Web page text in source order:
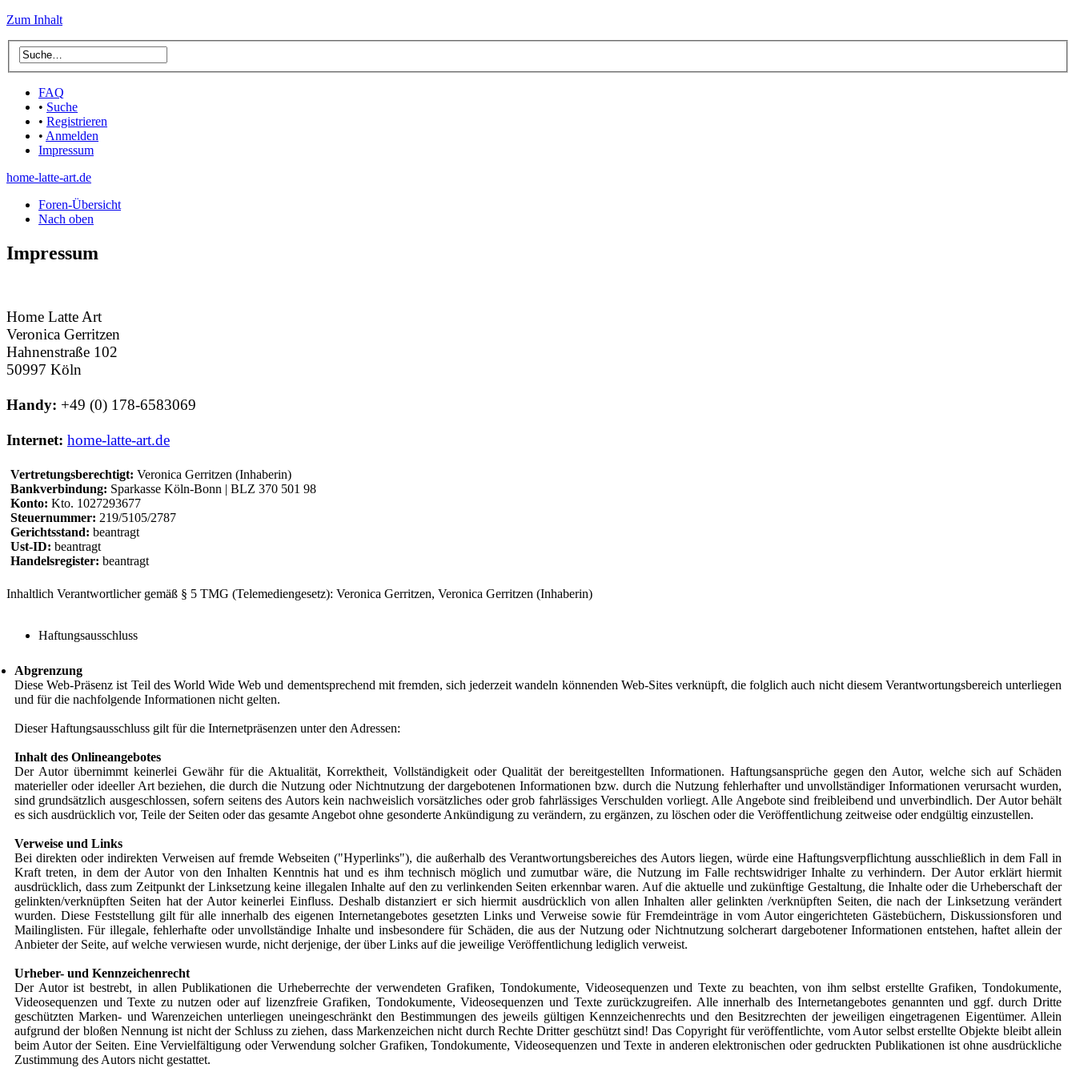
Zum Inhalt
FAQ
• Suche
• Registrieren
• Anmelden
Impressum
home-latte-art.de
Foren-Übersicht
Nach oben
Impressum
Home Latte Art
Veronica Gerritzen
Hahnenstraße 102
50997 Köln
Handy: +49 (0) 178-6583069
Internet: home-latte-art.de
Vertretungsberechtigt: Veronica Gerritzen (Inhaberin)
Bankverbindung: Sparkasse Köln-Bonn | BLZ 370 501 98
Konto: Kto. 1027293677
Steuernummer: 219/5105/2787
Gerichtsstand: beantragt
Ust-ID: beantragt
Handelsregister: beantragt
Inhaltlich Verantwortlicher gemäß § 5 TMG (Telemediengesetz): Veronica Gerritzen, Veronica Gerritzen (Inhaberin)
Haftungsausschluss
Abgrenzung
Diese Web-Präsenz ist Teil des World Wide Web und dementsprechend mit fremden, sich jederzeit wandeln könnenden Web-Sites verknüpft, die folglich auch nicht diesem Verantwortungsbereich unterliegen
und für die nachfolgende Informationen nicht gelten.
Dieser Haftungsausschluss gilt für die Internetpräsenzen unter den Adressen:
Inhalt des Onlineangebotes
Der Autor übernimmt keinerlei Gewähr für die Aktualität, Korrektheit, Vollständigkeit oder Qualität der bereitgestellten Informationen. Haftungsansprüche gegen den Autor, welche sich auf Schäden
materieller oder ideeller Art beziehen, die durch die Nutzung oder Nichtnutzung der dargebotenen Informationen bzw. durch die Nutzung fehlerhafter und unvollständiger Informationen verursacht wurden,
sind grundsätzlich ausgeschlossen, sofern seitens des Autors kein nachweislich vorsätzliches oder grob fahrlässiges Verschulden vorliegt. Alle Angebote sind freibleibend und unverbindlich. Der Autor behält
es sich ausdrücklich vor, Teile der Seiten oder das gesamte Angebot ohne gesonderte Ankündigung zu verändern, zu ergänzen, zu löschen oder die Veröffentlichung zeitweise oder endgültig einzustellen.
Verweise und Links
Bei direkten oder indirekten Verweisen auf fremde Webseiten ("Hyperlinks"), die außerhalb des Verantwortungsbereiches des Autors liegen, würde eine Haftungsverpflichtung ausschließlich in dem Fall in
Kraft treten, in dem der Autor von den Inhalten Kenntnis hat und es ihm technisch möglich und zumutbar wäre, die Nutzung im Falle rechtswidriger Inhalte zu verhindern. Der Autor erklärt hiermit
ausdrücklich, dass zum Zeitpunkt der Linksetzung keine illegalen Inhalte auf den zu verlinkenden Seiten erkennbar waren. Auf die aktuelle und zukünftige Gestaltung, die Inhalte oder die Urheberschaft der
gelinkten/verknüpften Seiten hat der Autor keinerlei Einfluss. Deshalb distanziert er sich hiermit ausdrücklich von allen Inhalten aller gelinkten /verknüpften Seiten, die nach der Linksetzung verändert
wurden. Diese Feststellung gilt für alle innerhalb des eigenen Internetangebotes gesetzten Links und Verweise sowie für Fremdeinträge in vom Autor eingerichteten Gästebüchern, Diskussionsforen und
Mailinglisten. Für illegale, fehlerhafte oder unvollständige Inhalte und insbesondere für Schäden, die aus der Nutzung oder Nichtnutzung solcherart dargebotener Informationen entstehen, haftet allein der
Anbieter der Seite, auf welche verwiesen wurde, nicht derjenige, der über Links auf die jeweilige Veröffentlichung lediglich verweist.
Urheber- und Kennzeichenrecht
Der Autor ist bestrebt, in allen Publikationen die Urheberrechte der verwendeten Grafiken, Tondokumente, Videosequenzen und Texte zu beachten, von ihm selbst erstellte Grafiken, Tondokumente,
Videosequenzen und Texte zu nutzen oder auf lizenzfreie Grafiken, Tondokumente, Videosequenzen und Texte zurückzugreifen. Alle innerhalb des Internetangebotes genannten und ggf. durch Dritte
geschützten Marken- und Warenzeichen unterliegen uneingeschränkt den Bestimmungen des jeweils gültigen Kennzeichenrechts und den Besitzrechten der jeweiligen eingetragenen Eigentümer. Allein
aufgrund der bloßen Nennung ist nicht der Schluss zu ziehen, dass Markenzeichen nicht durch Rechte Dritter geschützt sind! Das Copyright für veröffentlichte, vom Autor selbst erstellte Objekte bleibt allein
beim Autor der Seiten. Eine Vervielfältigung oder Verwendung solcher Grafiken, Tondokumente, Videosequenzen und Texte in anderen elektronischen oder gedruckten Publikationen ist ohne ausdrückliche
Zustimmung des Autors nicht gestattet.